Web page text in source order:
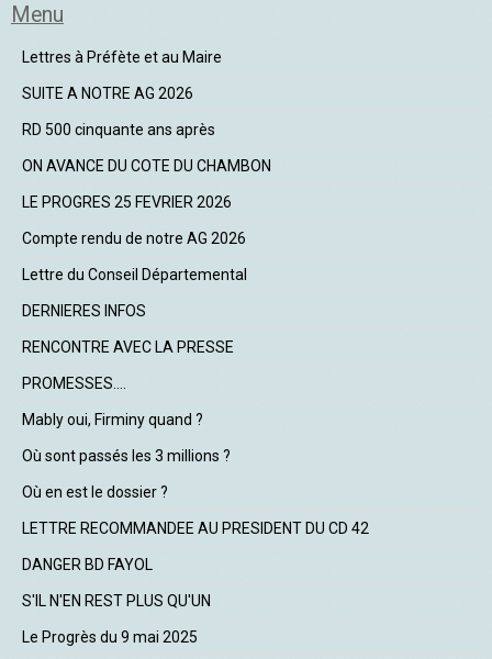
Menu
Lettres à Préfète et au Maire
SUITE A NOTRE AG 2026
RD 500 cinquante ans après
ON AVANCE DU COTE DU CHAMBON
LE PROGRES 25 FEVRIER 2026
Compte rendu de notre AG 2026
Lettre du Conseil Départemental
DERNIERES INFOS
RENCONTRE AVEC LA PRESSE
PROMESSES....
Mably oui, Firminy quand ?
Où sont passés les 3 millions ?
Où en est le dossier ?
LETTRE RECOMMANDEE AU PRESIDENT DU CD 42
DANGER BD FAYOL
S'IL N'EN REST PLUS QU'UN
Le Progrès du 9 mai 2025